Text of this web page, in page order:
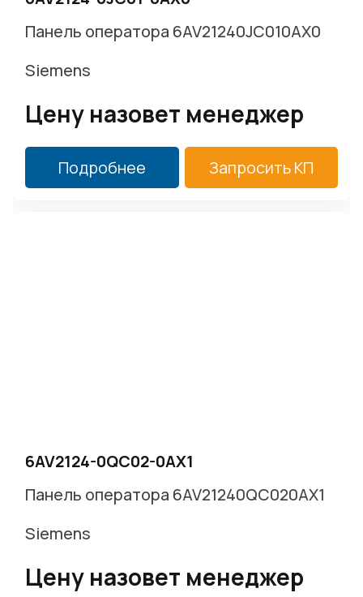
Панель оператора 6AV21240JC010AX0
Siemens
Цену назовет менеджер
Подробнее Запросить КП
6AV2124-0QC02-0AX1
Панель оператора 6AV21240QC020AX1
Siemens
Цену назовет менеджер